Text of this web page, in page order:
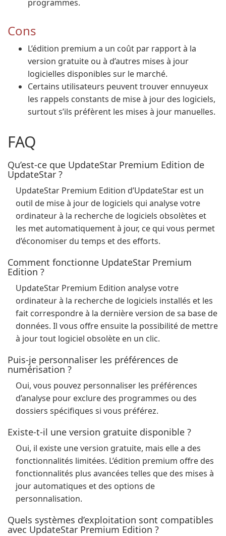
programmes.
Cons
L’édition premium a un coût par rapport à la
version gratuite ou à d’autres mises à jour
logicielles disponibles sur le marché.
Certains utilisateurs peuvent trouver ennuyeux
les rappels constants de mise à jour des logiciels,
surtout s’ils préfèrent les mises à jour manuelles.
FAQ
Qu’est-ce que UpdateStar Premium Edition de
UpdateStar ?
UpdateStar Premium Edition d’UpdateStar est un
outil de mise à jour de logiciels qui analyse votre
ordinateur à la recherche de logiciels obsolètes et
les met automatiquement à jour, ce qui vous permet
d’économiser du temps et des efforts.
Comment fonctionne UpdateStar Premium
Edition ?
UpdateStar Premium Edition analyse votre
ordinateur à la recherche de logiciels installés et les
fait correspondre à la dernière version de sa base de
données. Il vous offre ensuite la possibilité de mettre
à jour tout logiciel obsolète en un clic.
Puis-je personnaliser les préférences de
numérisation ?
Oui, vous pouvez personnaliser les préférences
d’analyse pour exclure des programmes ou des
dossiers spécifiques si vous préférez.
Existe-t-il une version gratuite disponible ?
Oui, il existe une version gratuite, mais elle a des
fonctionnalités limitées. L’édition premium offre des
fonctionnalités plus avancées telles que des mises à
jour automatiques et des options de
personnalisation.
Quels systèmes d’exploitation sont compatibles
avec UpdateStar Premium Edition ?